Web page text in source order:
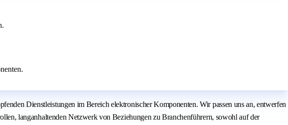
Dienstleistungen im Bereich elektronischer Komponenten. Wir passen uns an, entwerfen
langanhaltenden Netzwerk von Beziehungen zu Branchenführern, sowohl auf der